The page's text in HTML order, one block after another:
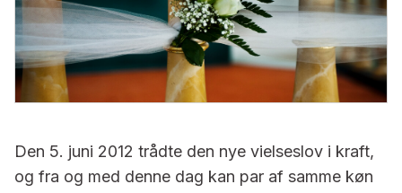
Den 5. juni 2012 trådte den nye vielseslov i kraft,
og fra og med denne dag kan par af samme køn